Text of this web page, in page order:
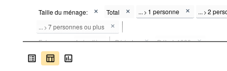
Taille du ménage: Total ... > 1 personne ... > 2
... > 7 personnes ou plus
Fréquence:
Irrégulière Période:
Début: 1900
Supprimer tout